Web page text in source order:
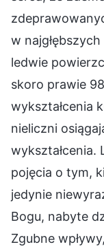
w
ledwie
skoro prawie
wykształcenia
nieliczni
wykształcenia.
pojęcia o tym,
jedynie
Bogu, nabyte
Zgubne